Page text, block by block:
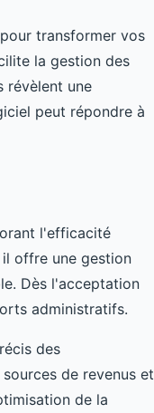
transformer vos
la gestion des
révèlent une
peut répondre à
l'efficacité
offre une gestion
Dès l'acceptation
administratifs.
des
de revenus et
de la